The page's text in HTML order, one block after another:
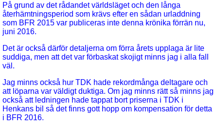
På grund av det rådandet världsläget och den långa
återhämtningsperiod som krävs efter en sådan urladdning
som BFR 2015 var publiceras inte denna krönika förrän nu,
juni 2016.
Det är också därför detaljerna om förra årets upplaga är lite
suddiga, men att det var förbaskat skojigt minns jag i alla fall
väl.
Jag minns också hur TDK hade rekordmånga deltagare och
att löparna var väldigt duktiga. Om jag minns rätt så minns jag
också att ledningen hade tappat bort priserna i TDK i
Henkans bil så det finns gott hopp om kompensation för detta
i BFR 2016.